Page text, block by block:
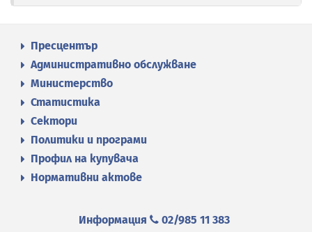
Пресцентър
Административно обслужване
Министерство
Статистика
Сектори
Политики и програми
Профил на купувача
Нормативни актове
Информация 02/985 11 383